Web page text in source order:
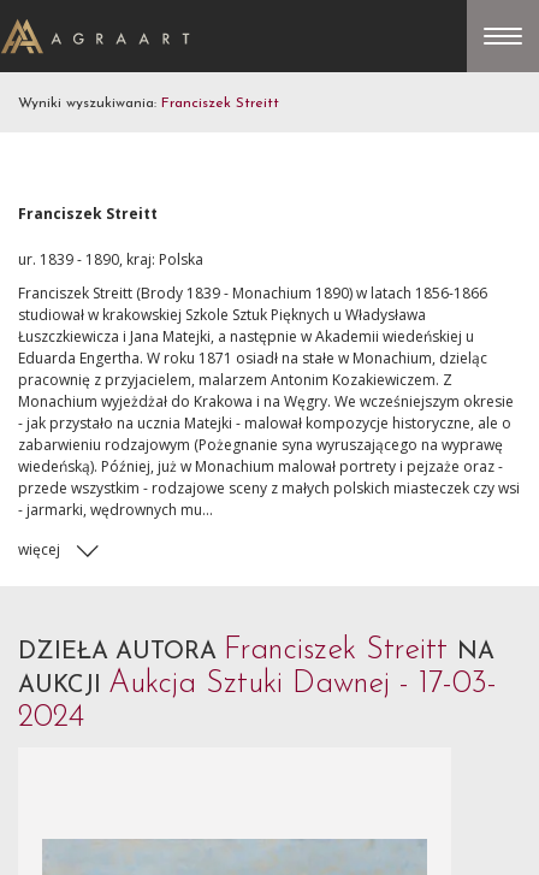
Wyniki wyszukiwania: Franciszek Streitt
Franciszek Streitt
ur. 1839 - 1890, kraj: Polska
Franciszek Streitt (Brody 1839 - Monachium 1890) w latach 1856-1866
studiował w krakowskiej Szkole Sztuk Pięknych u Władysława
Łuszczkiewicza i Jana Matejki, a następnie w Akademii wiedeńskiej u
Eduarda Engertha. W roku 1871 osiadł na stałe w Monachium, dzieląc
pracownię z przyjacielem, malarzem Antonim Kozakiewiczem. Z
Monachium wyjeżdżał do Krakowa i na Węgry. We wcześniejszym okresie
- jak przystało na ucznia Matejki - malował kompozycje historyczne, ale o
zabarwieniu rodzajowym (Pożegnanie syna wyruszającego na wyprawę
wiedeńską). Później, już w Monachium malował portrety i pejzaże oraz -
przede wszystkim - rodzajowe sceny z małych polskich miasteczek czy wsi
- jarmarki, wędrownych mu...
więcej
DZIEŁA AUTORA Franciszek Streitt NA
AUKCJI Aukcja Sztuki Dawnej - 17-03-
2024